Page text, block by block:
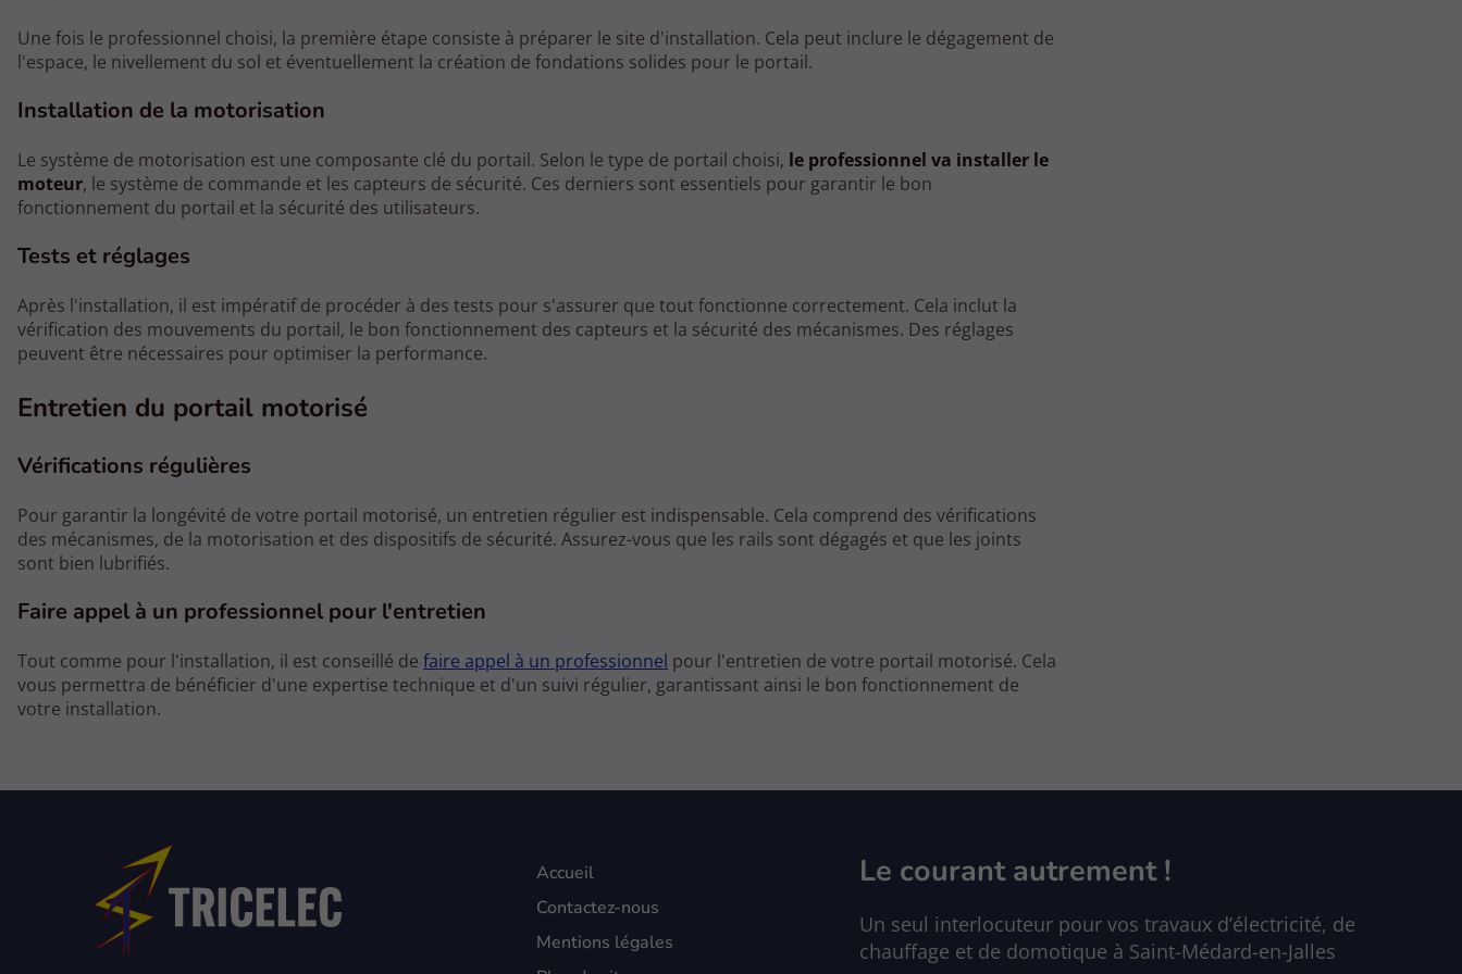
Une fois le professionnel choisi, la première étape consiste à préparer le site d'installation. Cela peut inclure le dégagement de
l'espace, le nivellement du sol et éventuellement la création de fondations solides pour le portail.
Installation de la motorisation
Le système de motorisation est une composante clé du portail. Selon le type de portail choisi, le professionnel va installer le
moteur, le système de commande et les capteurs de sécurité. Ces derniers sont essentiels pour garantir le bon
fonctionnement du portail et la sécurité des utilisateurs.
Tests et réglages
Après l'installation, il est impératif de procéder à des tests pour s'assurer que tout fonctionne correctement. Cela inclut la
vérification des mouvements du portail, le bon fonctionnement des capteurs et la sécurité des mécanismes. Des réglages
peuvent être nécessaires pour optimiser la performance.
Entretien du portail motorisé
Vérifications régulières
Pour garantir la longévité de votre portail motorisé, un entretien régulier est indispensable. Cela comprend des vérifications
des mécanismes, de la motorisation et des dispositifs de sécurité. Assurez-vous que les rails sont dégagés et que les joints
sont bien lubrifiés.
Faire appel à un professionnel pour l'entretien
Tout comme pour l'installation, il est conseillé de faire appel à un professionnel pour l'entretien de votre portail motorisé. Cela
vous permettra de bénéficier d'une expertise technique et d'un suivi régulier, garantissant ainsi le bon fonctionnement de
votre installation.
Accueil
Contactez-nous
Mentions légales
Le courant autrement !
Un seul interlocuteur pour vos travaux d’électricité, de
chauffage et de domotique à Saint-Médard-en-Jalles